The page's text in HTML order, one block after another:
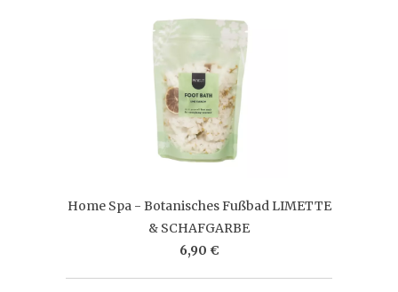
Home Spa - Botanisches Fußbad LIMETTE
& SCHAFGARBE
6,90 €